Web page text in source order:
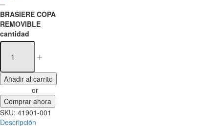
BRASIERE COPA
REMOVIBLE
cantidad
Añadir al carrito
or
Comprar ahora
SKU: 41901-001
Descripción